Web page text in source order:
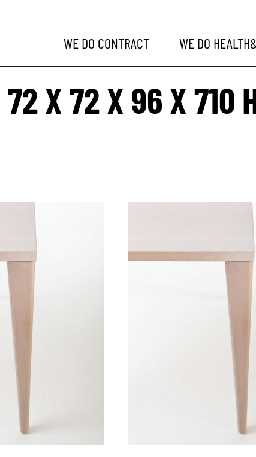
WE DO CONTRACT WE DO
X 72 X 96 X 710